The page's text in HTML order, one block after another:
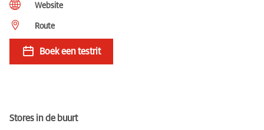
Website
Route
Boek een testrit
Stores in de buurt